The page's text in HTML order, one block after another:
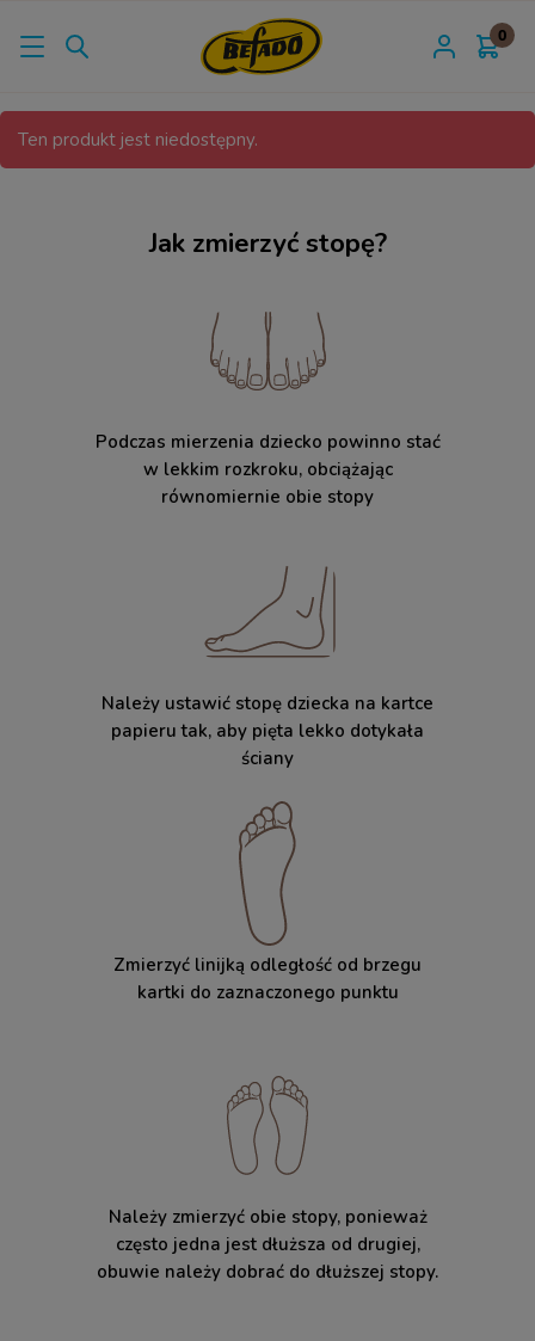
Ten produkt jest niedostępny.
Jak zmierzyć stopę?
Podczas mierzenia dziecko powinno stać
w lekkim rozkroku, obciążając
równomiernie obie stopy
Należy ustawić stopę dziecka na kartce
papieru tak, aby pięta lekko dotykała
ściany
Zmierzyć linijką odległość od brzegu
kartki do zaznaczonego punktu
Należy zmierzyć obie stopy, ponieważ
często jedna jest dłuższa od drugiej,
obuwie należy dobrać do dłuższej stopy.